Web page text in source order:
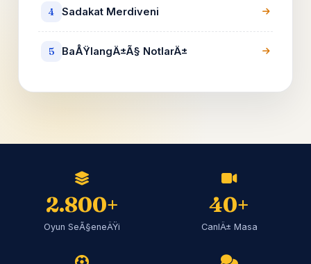
4 Sadakat Merdiveni
5 BaÅŸlangÄ±Ã§ NotlarÄ±
2.800+
Oyun SeÃ§eneÄŸi
40+
CanlÄ± Masa